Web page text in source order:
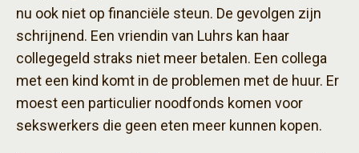
nu ook niet op financiële steun. De gevolgen zijn
schrijnend. Een vriendin van Luhrs kan haar
collegegeld straks niet meer betalen. Een collega
met een kind komt in de problemen met de huur. Er
moest een particulier noodfonds komen voor
sekswerkers die geen eten meer kunnen kopen.